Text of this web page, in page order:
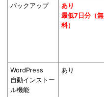
バックアップ
あり
最低7日分（無
料）
WordPress
自動インストー
ル機能
あり